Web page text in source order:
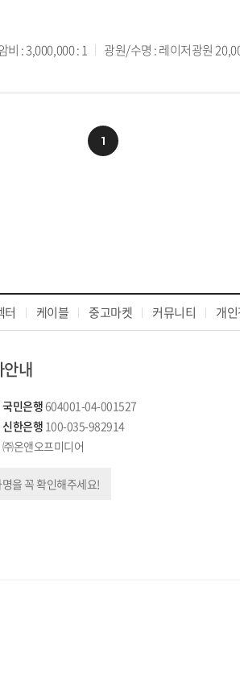
비 : 3,000,000 : 1 광원/수명 : 레이저광원
1
터 케이블 중고마켓 커뮤니티 개
내
국민은행604001-04-001527
신한은행 100-035-982914
㈜온앤오프미디어
을 꼭 확인해주세요!